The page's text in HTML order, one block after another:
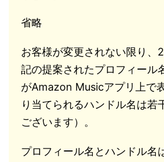
省略
お客様が変更されない限り、
記の提案されたプロフィール
がAmazon Musicアプリ上で
り当てられるハンドル名は若
ございます）。
プロフィール名とハンドル名